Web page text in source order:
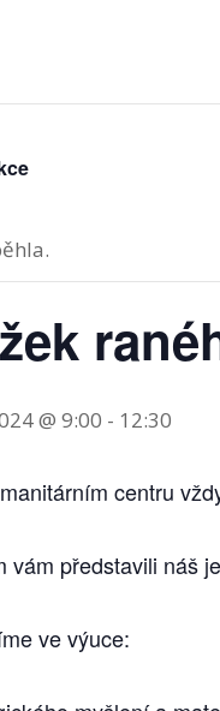
@ 9:00 - 12:30
centru
vám představili náš
ve výuce: